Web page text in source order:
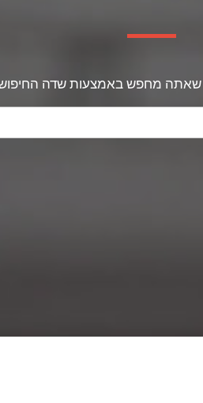
מחפש באמצעות שדה